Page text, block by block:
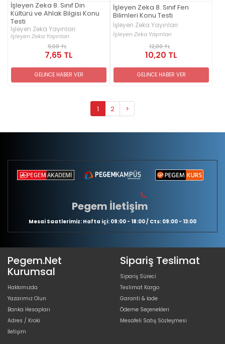
İşleyen Zeka 8. Sınıf Din
Kültürü ve Ahlak Bilgisi Konu
Testi
İşleyen Zeka Yayınları
İşleyen Zeka Yayınları
9,00 TL
7,65 TL
GELİNCE HABER VER
İşleyen Zeka 8. Sınıf Fen
Bilimleri Konu Testi
İşleyen Zeka Yayınları
İşleyen Zeka Yayınları
12,00 TL
10,20 TL
GELİNCE HABER VER
1 2 >
Pegem İletişim
Mesai Saatlerimiz: Hafta içi: 09:00 - 18:00 / Cts: 09:00 - 13:00
Pegem.Net
Kurumsal
Hakkımızda
Yazarımız Olun
Banka Hesapları
Adres / Kroki
İletişim
Sipariş Teslimat
Sipariş Süreci
Teslimat Kargo
Garanti & İade
Ödeme Seçenekleri
Mesafeli Satış Sözleşmesi